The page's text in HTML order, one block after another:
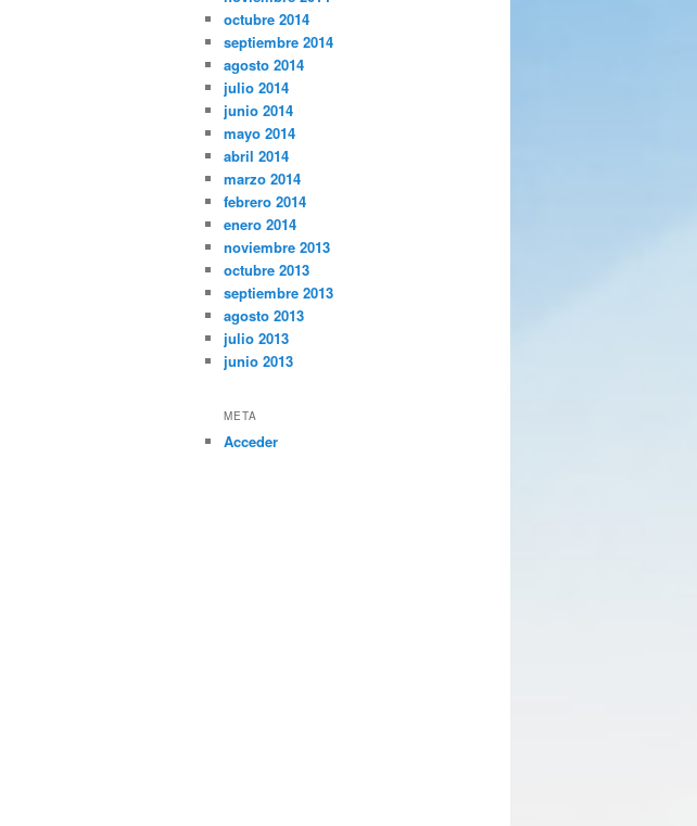
octubre 2014
septiembre 2014
agosto 2014
julio 2014
junio 2014
mayo 2014
abril 2014
marzo 2014
febrero 2014
enero 2014
noviembre 2013
octubre 2013
septiembre 2013
agosto 2013
julio 2013
junio 2013
META
Acceder